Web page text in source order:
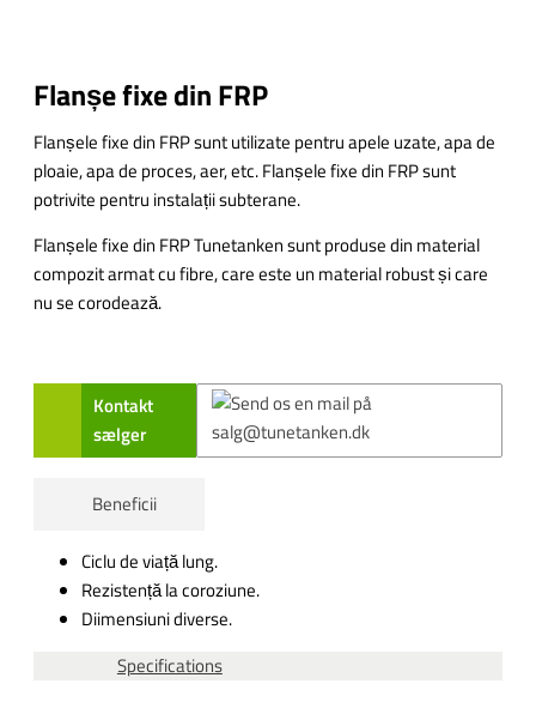
Flanșe fixe din FRP
Flanșele fixe din FRP sunt utilizate pentru apele uzate, apa de
ploaie, apa de proces, aer, etc. Flanșele fixe din FRP sunt
potrivite pentru instalații subterane.
Flanșele fixe din FRP Tunetanken sunt produse din material
compozit armat cu fibre, care este un material robust și care
nu se corodează.
Kontakt
sælger
Beneficii
Ciclu de viață lung.
Rezistență la coroziune.
Diimensiuni diverse.
Specifications